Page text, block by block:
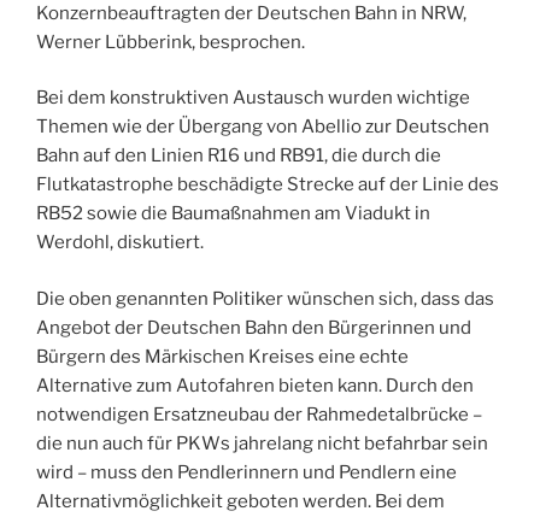
Konzernbeauftragten der Deutschen Bahn in NRW,
Werner Lübberink, besprochen.
Bei dem konstruktiven Austausch wurden wichtige
Themen wie der Übergang von Abellio zur Deutschen
Bahn auf den Linien R16 und RB91, die durch die
Flutkatastrophe beschädigte Strecke auf der Linie des
RB52 sowie die Baumaßnahmen am Viadukt in
Werdohl, diskutiert.
Die oben genannten Politiker wünschen sich, dass das
Angebot der Deutschen Bahn den Bürgerinnen und
Bürgern des Märkischen Kreises eine echte
Alternative zum Autofahren bieten kann. Durch den
notwendigen Ersatzneubau der Rahmedetalbrücke –
die nun auch für PKWs jahrelang nicht befahrbar sein
wird – muss den Pendlerinnern und Pendlern eine
Alternativmöglichkeit geboten werden. Bei dem